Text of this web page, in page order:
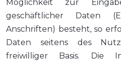
Möglichkeit zur
geschäftlicher Daten
Anschriften) besteht, so
Daten seitens des
freiwilliger Basis. Die